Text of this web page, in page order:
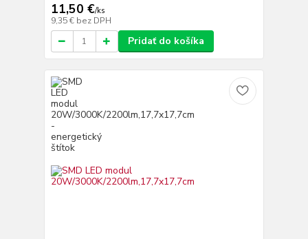
11,50 €/ks
9,35 € bez DPH
Pridať do košíka